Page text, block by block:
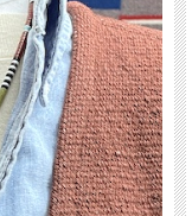
族出身の熟練職人、
です。
コツコツと作られていま
み合わせて使うことによっ
る自然を崇拝し自然の産物